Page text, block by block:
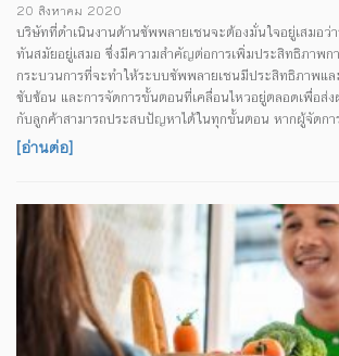
20 สิงหาคม 2020
บริษัทที่ดำเนินงานด้านซัพพลายเชนจะต้องมั่นใจอยู่เสมอว่
ทันสมัยอยู่เสมอ ซึ่งมีความสำคัญต่อการเพิ่มประสิทธิภาพก
กระบวนการที่จะทำให้ระบบซัพพลายเชนมีประสิทธิภาพแ
ซับซ้อน และการจัดการขั้นตอนที่เคลื่อนไหวอยู่ตลอดเพื่อ
กับลูกค้าสามารถประสบปัญหาได้ในทุกขั้นตอน หากผู้จัดก
ข้อมูลที่เพียงพอในแต่ละขั้นตอน จะนำไปสู่บริการจัดส่งที่ดีขึ้น หนึ่งในปัญหาสำ
เหล่านี้สามารถเพิ่มขึ้นอย่างรวดเร็ว และมีผลกระทบอย่างมี
ด้านการเงินของบริษัท การใช้น้ำมันเชื้อเพลิงสูง มักเป็นปัจ
จ่ายในการดำเนินงานเพิ่มมากขึ้น ดังนั้น ด้วยการนำเทคโน
พาหนะมาใช้ จะทำให้ผู้จัดการขนส่งสามารถจัดการหาวิธีค
เพลิงได้ดีขึ้น ขั้นตอนแรก ...
[อ่านต่อ]